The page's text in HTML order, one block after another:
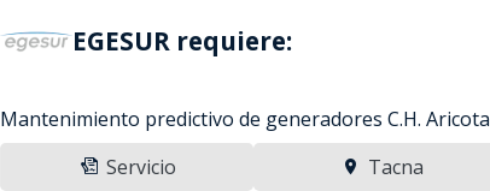
EGESUR requiere:
Mantenimiento predictivo de generadores C.H. Aricota
Servicio
Tacna